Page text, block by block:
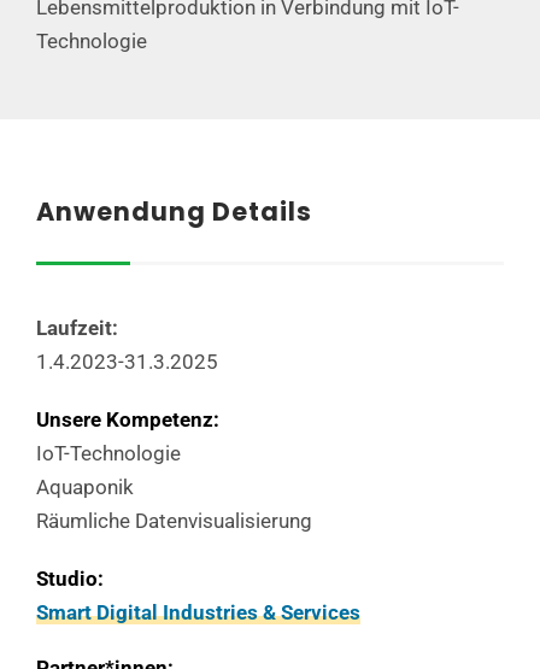
Lebensmittelproduktion in Verbindung mit IoT-
Technologie
Anwendung Details
Laufzeit:
1.4.2023-31.3.2025
Unsere Kompetenz:
IoT-Technologie
Aquaponik
Räumliche Datenvisualisierung
Studio:
Smart Digital Industries & Services